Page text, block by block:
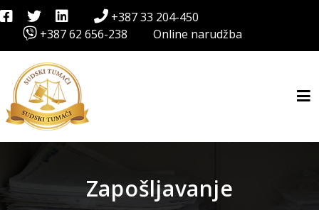
+387 33 204-450
+387 62 656-238
Online narudžba
Zapošljavanje